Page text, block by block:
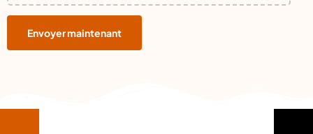
Envoyer maintenant